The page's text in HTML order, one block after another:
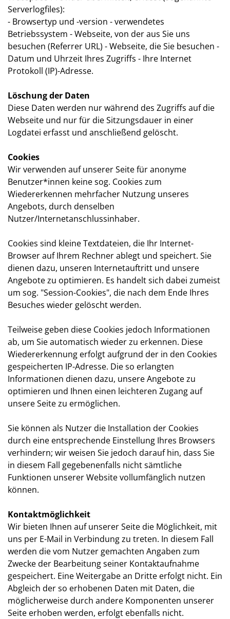
Serverlogfiles):
- Browsertyp und -version - verwendetes
Betriebssystem - Webseite, von der aus Sie uns
besuchen (Referrer URL) - Webseite, die Sie besuchen -
Datum und Uhrzeit Ihres Zugriffs - Ihre Internet
Protokoll (IP)-Adresse.
Löschung der Daten
Diese Daten werden nur während des Zugriffs auf die
Webseite und nur für die Sitzungsdauer in einer
Logdatei erfasst und anschließend gelöscht.
Cookies
Wir verwenden auf unserer Seite für anonyme
Benutzer*innen keine sog. Cookies zum
Wiedererkennen mehrfacher Nutzung unseres
Angebots, durch denselben
Nutzer/Internetanschlussinhaber.
Cookies sind kleine Textdateien, die Ihr Internet-
Browser auf Ihrem Rechner ablegt und speichert. Sie
dienen dazu, unseren Internetauftritt und unsere
Angebote zu optimieren. Es handelt sich dabei zumeist
um sog. "Session-Cookies", die nach dem Ende Ihres
Besuches wieder gelöscht werden.
Teilweise geben diese Cookies jedoch Informationen
ab, um Sie automatisch wieder zu erkennen. Diese
Wiedererkennung erfolgt aufgrund der in den Cookies
gespeicherten IP-Adresse. Die so erlangten
Informationen dienen dazu, unsere Angebote zu
optimieren und Ihnen einen leichteren Zugang auf
unsere Seite zu ermöglichen.
Sie können als Nutzer die Installation der Cookies
durch eine entsprechende Einstellung Ihres Browsers
verhindern; wir weisen Sie jedoch darauf hin, dass Sie
in diesem Fall gegebenenfalls nicht sämtliche
Funktionen unserer Website vollumfänglich nutzen
können.
Kontaktmöglichkeit
Wir bieten Ihnen auf unserer Seite die Möglichkeit, mit
uns per E-Mail in Verbindung zu treten. In diesem Fall
werden die vom Nutzer gemachten Angaben zum
Zwecke der Bearbeitung seiner Kontaktaufnahme
gespeichert. Eine Weitergabe an Dritte erfolgt nicht. Ein
Abgleich der so erhobenen Daten mit Daten, die
möglicherweise durch andere Komponenten unserer
Seite erhoben werden, erfolgt ebenfalls nicht.